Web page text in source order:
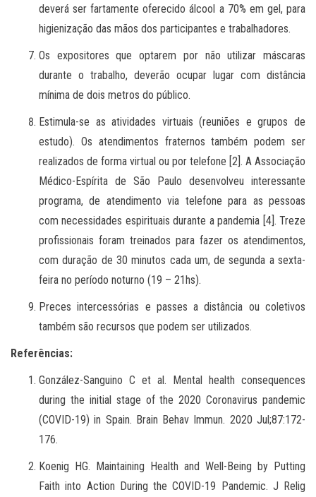
deverá ser fartamente oferecido álcool a 70% em gel, para
higienização das mãos dos participantes e trabalhadores.
Os expositores que optarem por não utilizar máscaras
durante o trabalho, deverão ocupar lugar com distância
mínima de dois metros do público.
Estimula-se as atividades virtuais (reuniões e grupos de
estudo). Os atendimentos fraternos também podem ser
realizados de forma virtual ou por telefone [2]. A Associação
Médico-Espírita de São Paulo desenvolveu interessante
programa, de atendimento via telefone para as pessoas
com necessidades espirituais durante a pandemia [4]. Treze
profissionais foram treinados para fazer os atendimentos,
com duração de 30 minutos cada um, de segunda a sexta-
feira no período noturno (19 – 21hs).
Preces intercessórias e passes a distância ou coletivos
também são recursos que podem ser utilizados.
Referências:
González-Sanguino C et al.
Mental health consequences
during the initial stage of the 2020 Coronavirus pandemic
(COVID-19) in Spain. Brain Behav Immun. 2020 Jul;87:172-
176.
Koenig HG. Maintaining Health and Well-Being by Putting
Faith into Action During the COVID-19 Pandemic. J Relig